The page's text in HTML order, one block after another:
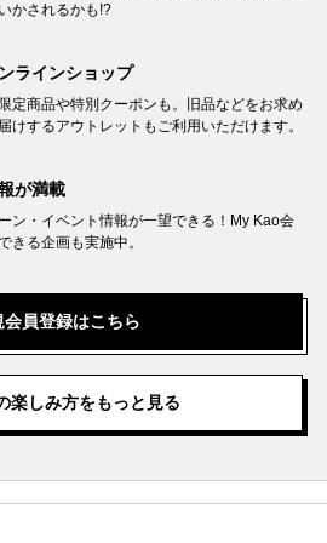
かされるかも!?
ラインショップ
定商品や特別クーポンも。旧品などをお求め
けするアウトレットもご利用いただけます。
が満載
ン・イベント情報が一望できる！My Kao会
きる企画も実施中。
会員登録はこちら
楽しみ方をもっと見る